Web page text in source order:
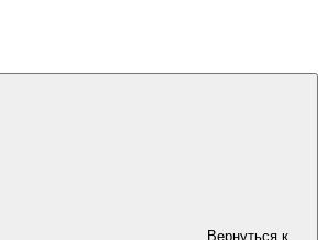
Вернуться к